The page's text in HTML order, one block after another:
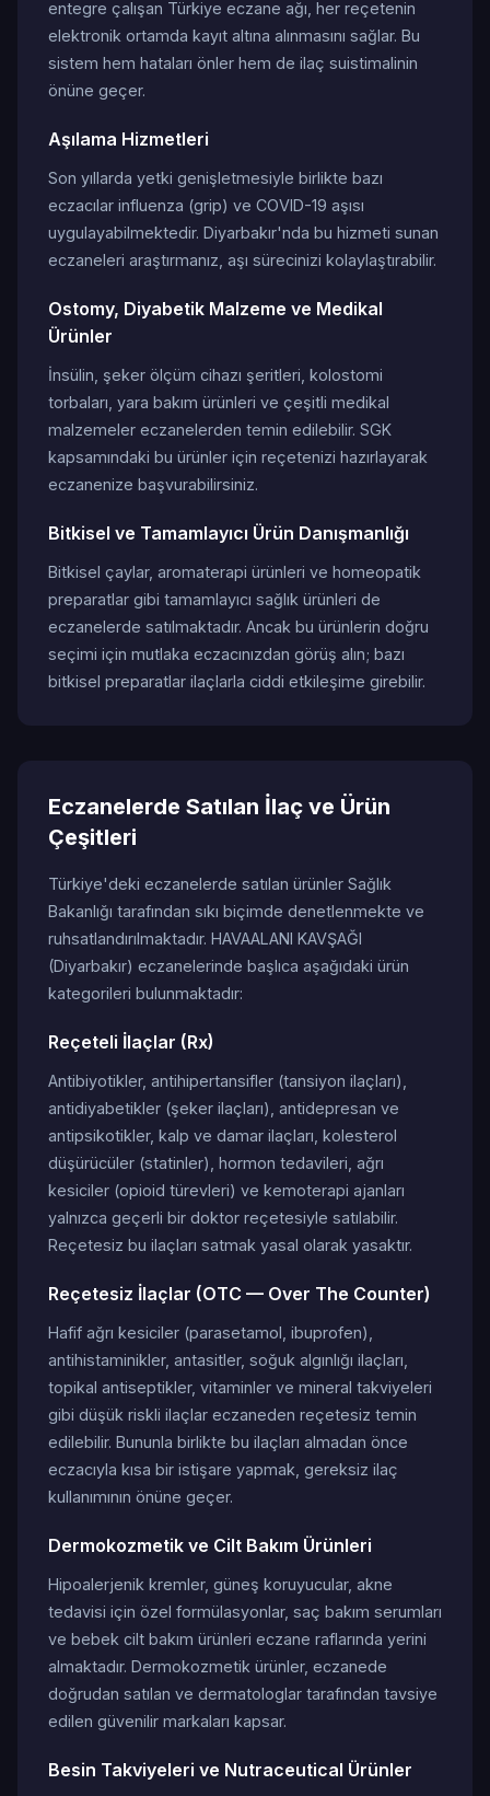
entegre çalışan Türkiye eczane ağı, her reçetenin
elektronik ortamda kayıt altına alınmasını sağlar. Bu
sistem hem hataları önler hem de ilaç suistimalinin
önüne geçer.
Aşılama Hizmetleri
Son yıllarda yetki genişletmesiyle birlikte bazı
eczacılar influenza (grip) ve COVID-19 aşısı
uygulayabilmektedir. Diyarbakır'nda bu hizmeti sunan
eczaneleri araştırmanız, aşı sürecinizi kolaylaştırabilir.
Ostomy, Diyabetik Malzeme ve Medikal
Ürünler
İnsülin, şeker ölçüm cihazı şeritleri, kolostomi
torbaları, yara bakım ürünleri ve çeşitli medikal
malzemeler eczanelerden temin edilebilir. SGK
kapsamındaki bu ürünler için reçetenizi hazırlayarak
eczanenize başvurabilirsiniz.
Bitkisel ve Tamamlayıcı Ürün Danışmanlığı
Bitkisel çaylar, aromaterapi ürünleri ve homeopatik
preparatlar gibi tamamlayıcı sağlık ürünleri de
eczanelerde satılmaktadır. Ancak bu ürünlerin doğru
seçimi için mutlaka eczacınızdan görüş alın; bazı
bitkisel preparatlar ilaçlarla ciddi etkileşime girebilir.
Eczanelerde Satılan İlaç ve Ürün
Çeşitleri
Türkiye'deki eczanelerde satılan ürünler Sağlık
Bakanlığı tarafından sıkı biçimde denetlenmekte ve
ruhsatlandırılmaktadır. HAVAALANI KAVŞAĞI
(Diyarbakır) eczanelerinde başlıca aşağıdaki ürün
kategorileri bulunmaktadır:
Reçeteli İlaçlar (Rx)
Antibiyotikler, antihipertansifler (tansiyon ilaçları),
antidiyabetikler (şeker ilaçları), antidepresan ve
antipsikotikler, kalp ve damar ilaçları, kolesterol
düşürücüler (statinler), hormon tedavileri, ağrı
kesiciler (opioid türevleri) ve kemoterapi ajanları
yalnızca geçerli bir doktor reçetesiyle satılabilir.
Reçetesiz bu ilaçları satmak yasal olarak yasaktır.
Reçetesiz İlaçlar (OTC — Over The Counter)
Hafif ağrı kesiciler (parasetamol, ibuprofen),
antihistaminikler, antasitler, soğuk algınlığı ilaçları,
topikal antiseptikler, vitaminler ve mineral takviyeleri
gibi düşük riskli ilaçlar eczaneden reçetesiz temin
edilebilir. Bununla birlikte bu ilaçları almadan önce
eczacıyla kısa bir istişare yapmak, gereksiz ilaç
kullanımının önüne geçer.
Dermokozmetik ve Cilt Bakım Ürünleri
Hipoalerjenik kremler, güneş koruyucular, akne
tedavisi için özel formülasyonlar, saç bakım serumları
ve bebek cilt bakım ürünleri eczane raflarında yerini
almaktadır. Dermokozmetik ürünler, eczanede
doğrudan satılan ve dermatologlar tarafından tavsiye
edilen güvenilir markaları kapsar.
Besin Takviyeleri ve Nutraceutical Ürünler